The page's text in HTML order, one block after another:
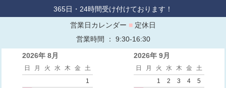
365日・24時間受け付けております！
営業日カレンダー ■ 定休日
営業時間 ： 9:30-16:30
2026年 8月
日 月 火 水 木 金
土
1
2026年 9月
日 月 火 水 木 金
土
1
2 3 4 5